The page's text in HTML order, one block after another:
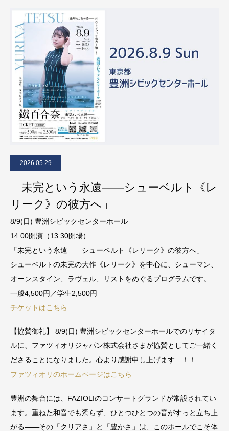
2026.05.29
「未完という永遠——シューベルト《レ
リーク》の彼方へ」
8/9(日) 豊洲シビックセンターホール
14:00開演（13:30開場）
「未完という永遠——シューベルト《レリーク》の彼方へ」
シューベルトの未完の大作《レリーク》を中心に、シューマン、
オーンスタイン、ラヴェル、リストをめぐるプログラムです。
一般4,500円／学生2,500円
チケットはこちら
【協賛御礼】 8/9(日) 豊洲シビックセンターホールでのリサイタ
ルに、ファツィオリジャパン株式会社さまが協賛としてご一緒く
ださることになりました。心より感謝申し上げます…！！
ファツィオリのホームページはこちら
豊洲の舞台には、FAZIOLIのコンサートグランドが常設されてい
ます。重ねた和音でも濁らず、ひとつひとつの音がすっと立ち上
がる——その「クリアさ」と「豊かさ」は、このホールでこそ体